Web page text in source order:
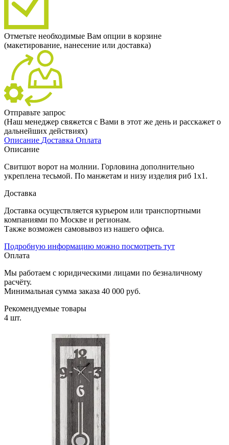
Отметьте необходимые Вам опции в корзине
(макетирование, нанесение или доставка)
Отправьте запрос
(Наш менеджер свяжется с Вами в этот же день и расскажет о
дальнейших действиях)
Описание Доставка Оплата
Описание
Свитшот ворот на молнии. Горловина дополнительно
укреплена тесьмой. По манжетам и низу изделия риб 1х1.
Доставка
Доставка осуществляется курьером или транспортными
компаниями по Москве и регионам.
Также возможен самовывоз из нашего офиса.
Подробную информацию можно посмотреть тут
Оплата
Мы работаем с юридическими лицами по безналичному
расчёту.
Минимальная сумма заказа 40 000 руб.
Рекомендуемые товары
4 шт.